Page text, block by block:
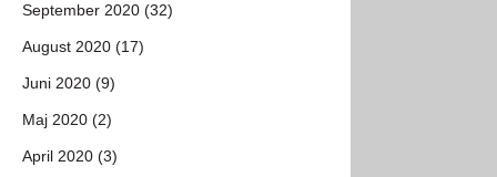
September 2020 (32)
August 2020 (17)
Juni 2020 (9)
Maj 2020 (2)
April 2020 (3)